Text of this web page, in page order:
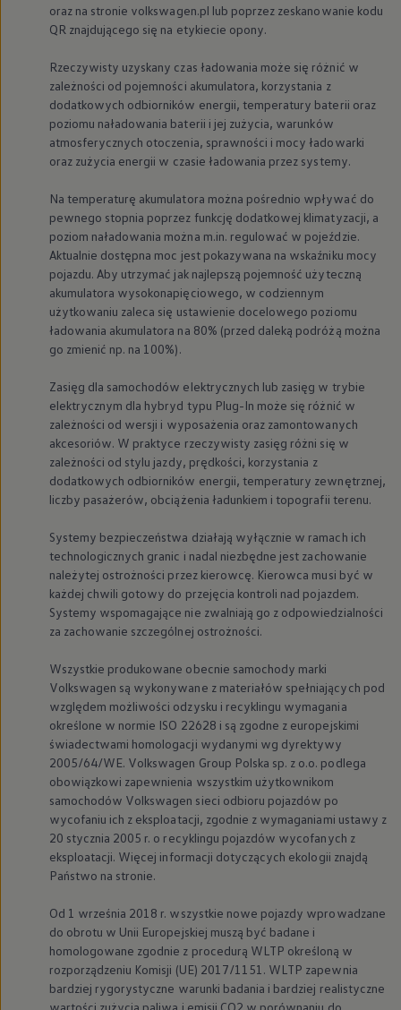
oraz na stronie volkswagen.pl lub poprzez zeskanowanie kodu
QR znajdującego się na etykiecie opony.
Rzeczywisty uzyskany czas ładowania może się różnić w
zależności od pojemności akumulatora, korzystania z
dodatkowych odbiorników energii, temperatury baterii oraz
poziomu naładowania baterii i jej zużycia, warunków
atmosferycznych otoczenia, sprawności i mocy ładowarki
oraz zużycia energii w czasie ładowania przez systemy.
Na temperaturę akumulatora można pośrednio wpływać do
pewnego stopnia poprzez funkcję dodatkowej klimatyzacji, a
poziom naładowania można m.in. regulować w pojeździe.
Aktualnie dostępna moc jest pokazywana na wskaźniku mocy
pojazdu. Aby utrzymać jak najlepszą pojemność użyteczną
akumulatora wysokonapięciowego, w codziennym
użytkowaniu zaleca się ustawienie docelowego poziomu
ładowania akumulatora na 80% (przed daleką podróżą można
go zmienić np. na 100%).
Zasięg dla samochodów elektrycznych lub zasięg w trybie
elektrycznym dla hybryd typu Plug-In może się różnić w
zależności od wersji i wyposażenia oraz zamontowanych
akcesoriów. W praktyce rzeczywisty zasięg różni się w
zależności od stylu jazdy, prędkości, korzystania z
dodatkowych odbiorników energii, temperatury zewnętrznej,
liczby pasażerów, obciążenia ładunkiem i topografii terenu.
Systemy bezpieczeństwa działają wyłącznie w ramach ich
technologicznych granic i nadal niezbędne jest zachowanie
należytej ostrożności przez kierowcę. Kierowca musi być w
każdej chwili gotowy do przejęcia kontroli nad pojazdem.
Systemy wspomagające nie zwalniają go z odpowiedzialności
za zachowanie szczególnej ostrożności.
Wszystkie produkowane obecnie samochody marki
Volkswagen są wykonywane z materiałów spełniających pod
względem możliwości odzysku i recyklingu wymagania
określone w normie ISO 22628 i są zgodne z europejskimi
świadectwami homologacji wydanymi wg dyrektywy
2005/64/WE. Volkswagen Group Polska sp. z o.o. podlega
obowiązkowi zapewnienia wszystkim użytkownikom
samochodów Volkswagen sieci odbioru pojazdów po
wycofaniu ich z eksploatacji, zgodnie z wymaganiami ustawy z
20 stycznia 2005 r. o recyklingu pojazdów wycofanych z
eksploatacji. Więcej informacji dotyczących ekologii znajdą
Państwo na stronie.
Od 1 września 2018 r. wszystkie nowe pojazdy wprowadzane
do obrotu w Unii Europejskiej muszą być badane i
homologowane zgodnie z procedurą WLTP określoną w
rozporządzeniu Komisji (UE) 2017/1151. WLTP zapewnia
bardziej rygorystyczne warunki badania i bardziej realistyczne
wartości zużycia paliwa i emisji CO2 w porównaniu do